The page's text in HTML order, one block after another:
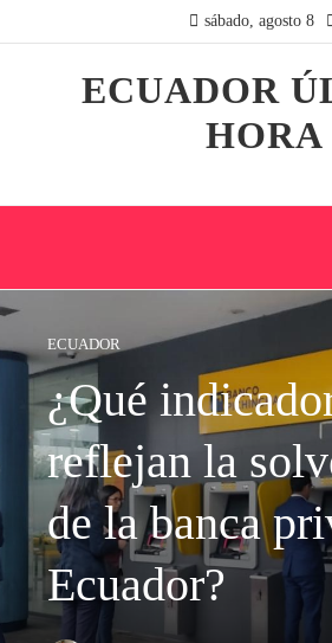
sábado, agosto 8
ECUADOR
HORA
ECUADOR
¿Qué
reflejan la
de la banca
Ecuador?